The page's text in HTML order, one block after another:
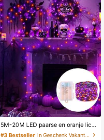
5M-20M LED paarse en oranje lichtsnoeren, op batterijen werkende buitenfeestverlichting voor Halloween, kerstcadeaus, tuin-Halloween-decoratie
#3 Bestseller in Geschenk Vakantieverlichting